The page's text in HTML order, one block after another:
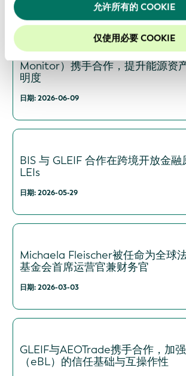
允许所有的 COOKIE
仅使用必要 COOKIE
GLEIF 与全球能源监测组织（
Monitor）携手合作，提升能源资
明度
日期: 2026-06-09
BIS 与 GLEIF 合作在跨境开放金融
LEIs
日期: 2026-05-29
Michaela Fleischer被任命为全球
基金会首席运营官兼财务官
日期: 2026-03-03
GLEIF与AEOTrade携手合作，加
（eBL）的信任基础与互操作性